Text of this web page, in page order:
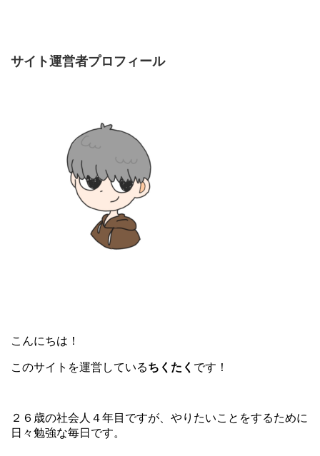
サイト運営者プロフィール
こんにちは！
このサイトを運営しているちくたく です！
２６歳の社会人４年目ですが、やりたいことをするために
日々勉強な毎日です。